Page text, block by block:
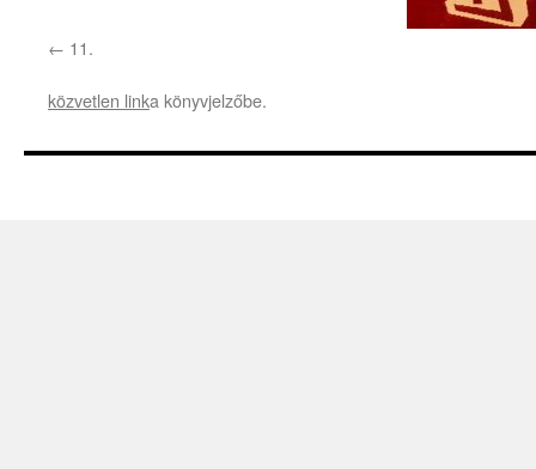
11.
közvetlen linka könyvjelzőbe.